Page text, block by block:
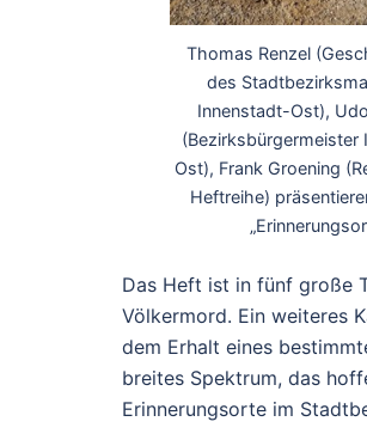
Thomas Renzel
des
Innenstadt-Ost),
(Bezirksbürgermeister
Ost), Frank Groening
Heftreihe)
Das Heft ist in fünf große
Völkermord. Ein weiteres
dem Erhalt eines
breites Spektrum, das
Erinnerungsorte im